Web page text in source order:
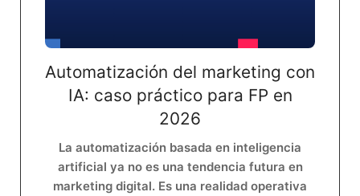
Automatización del marketing con
IA: caso práctico para FP en
2026
La automatización basada en inteligencia
artificial ya no es una tendencia futura en
marketing digital. Es una realidad operativa